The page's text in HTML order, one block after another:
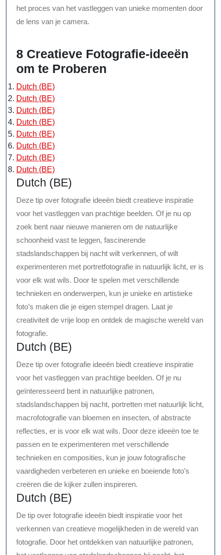
het proces van het vastleggen van unieke momenten door
de lens van je camera.
8 Creatieve Fotografie-ideeën
om te Proberen
Dutch (BE)
Dutch (BE)
Dutch (BE)
Dutch (BE)
Dutch (BE)
Dutch (BE)
Dutch (BE)
Dutch (BE)
Dutch (BE)
Deze tip over fotografie ideeën biedt creatieve inspiratie
voor het vastleggen van prachtige beelden. Of je nu op
zoek bent naar nieuwe manieren om de natuurlijke
schoonheid vast te leggen, fascinerende
stadslandschappen bij nacht wilt verkennen, of wilt
experimenteren met portretfotografie in natuurlijk licht, er is
voor elk wat wils. Door te spelen met verschillende
technieken en onderwerpen, kun je unieke en artistieke
foto’s maken die je eigen stempel dragen. Laat je
creativiteit de vrije loop en ontdek de magische wereld van
fotografie.
Dutch (BE)
Deze tip over fotografie ideeën biedt creatieve inspiratie
voor het vastleggen van prachtige beelden. Of je nu
geïnteresseerd bent in natuurlijke patronen,
stadslandschappen bij nacht, portretten met natuurlijk licht,
macrofotografie van bloemen en insecten, of abstracte
reflecties, er is voor elk wat wils. Door deze ideeën toe te
passen en te experimenteren met verschillende
technieken en composities, kun je jouw fotografische
vaardigheden verbeteren en unieke en boeiende foto’s
creëren die de kijker zullen inspireren.
Dutch (BE)
De tip over fotografie ideeën biedt inspiratie voor het
verkennen van creatieve mogelijkheden in de wereld van
fotografie. Door het ontdekken van natuurlijke patronen,